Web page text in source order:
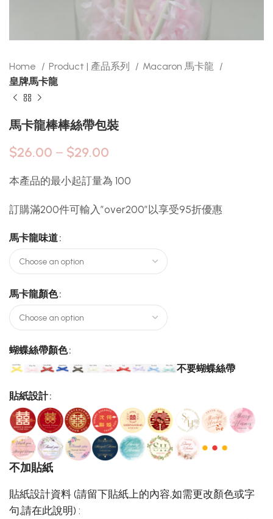
Home Product | 產品系列
Macaron 馬卡龍
皇牌馬卡龍
馬卡龍棒棒絲帶包裝
$26.00 – $29.00
本產品的最小起訂量為 100
訂購滿200件可輸入”over200″以享受95折優惠
馬卡龍味道
馬卡龍顏色
蝴蝶絲帶顏色
不要蝴蝶絲帶
貼紙設計
不加貼紙
貼紙設計資料 (請留下貼紙上的內容,如需更改顏色或字
句,請在此說明) :